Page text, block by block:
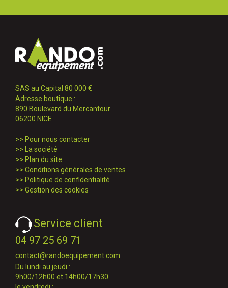
SAS au Capital 80 000 €
Adresse boutique :
890 Boulevard du Mercantour
06200 NICE
>> Pour nous contacter
>>
La société
>> Plan du site
>> Conditions générales de ventes
>> Politique de confidentialité
>> Gestion des cookies
Service client
04 97 25 69 71
contact@randoequipement.com
Du lundi au jeudi :
9h00/12h00 et 14h00/17h30